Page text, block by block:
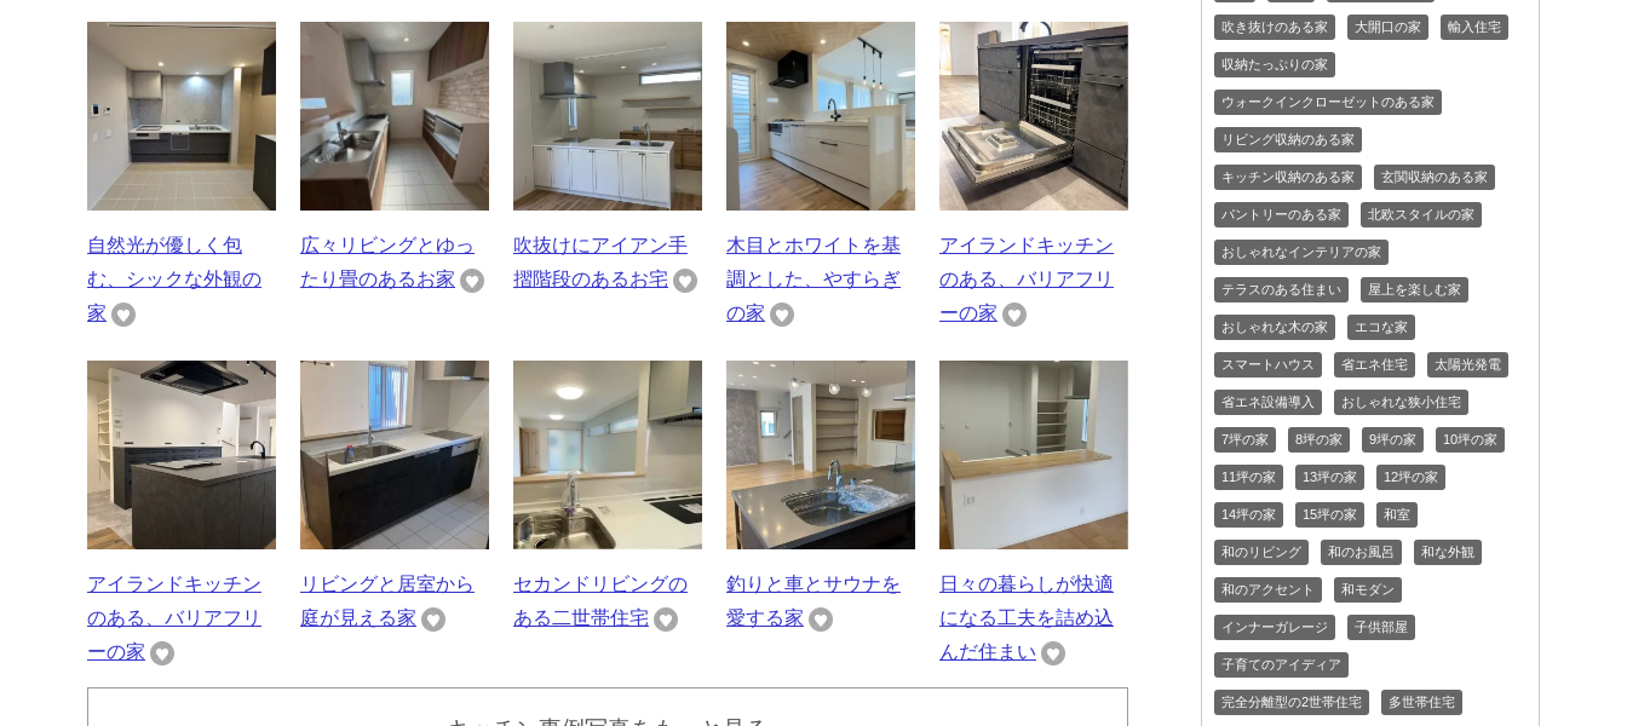
自然光が優しく包
む、シックな外観の
家
広々リビングとゆっ
たり畳のあるお家
吹抜けにアイアン手
摺階段のあるお宅
木目とホワイトを基
調とした、やすらぎ
の家
アイランドキッチン
のある、バリアフリ
ーの家
アイランドキッチン
のある、バリアフリ
ーの家
リビングと居室から
庭が見える家
セカンドリビングの
ある二世帯住宅
釣りと車とサウナを
愛する家
日々の暮らしが快適
になる工夫を詰め込
んだ住まい
吹き抜けのある家 大開口の家 輸入住宅
収納たっぷりの家
ウォークインクローゼットのある家
リビング収納のある家
キッチン収納のある家 玄関収納のある家
パントリーのある家 北欧スタイルの家
おしゃれなインテリアの家
テラスのある住まい 屋上を楽しむ家
おしゃれな木の家 エコな家
スマートハウス 省エネ住宅 太陽光発電
省エネ設備導入 おしゃれな狭小住宅
7坪の家 8坪の家 9坪の家 10坪の家
11坪の家 13坪の家 12坪の家
14坪の家 15坪の家 和室
和のリビング 和のお風呂 和な外観
和のアクセント 和モダン
インナーガレージ 子供部屋
子育てのアイディア
完全分離型の2世帯住宅 多世帯住宅